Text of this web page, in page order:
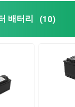
억 장치 시스템
배터리 (10)